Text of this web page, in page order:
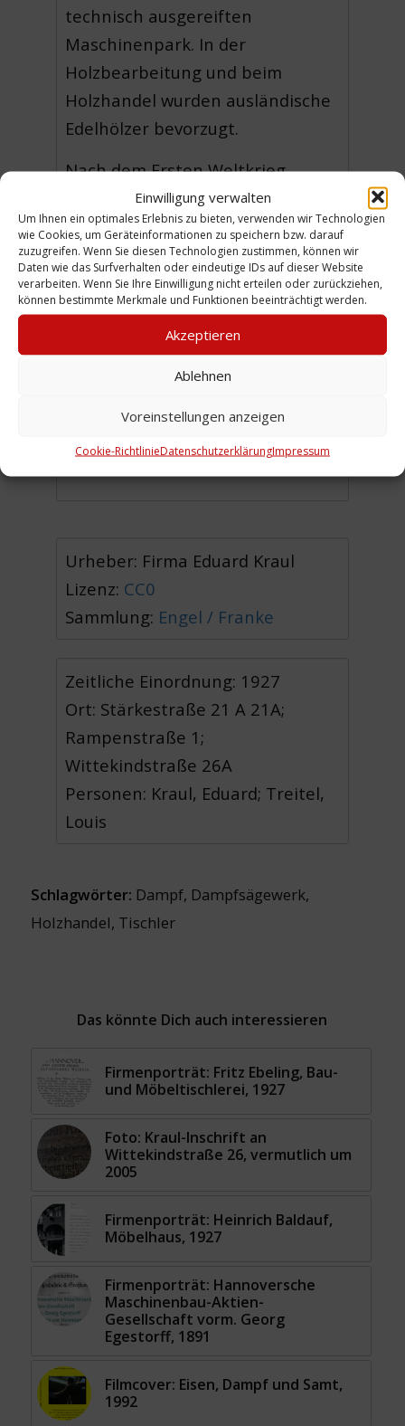
Einwilligung verwalten
Um Ihnen ein optimales Erlebnis zu bieten, verwenden wir Technologien
wie Cookies, um Geräteinformationen zu speichern bzw. darauf
zuzugreifen. Wenn Sie diesen Technologien zustimmen, können wir
Daten wie das Surfverhalten oder eindeutige IDs auf dieser Website
verarbeiten. Wenn Sie Ihre Einwilligung nicht erteilen oder zurückziehen,
können bestimmte Merkmale und Funktionen beeinträchtigt werden.
Akzeptieren
Ablehnen
Voreinstellungen anzeigen
Cookie-RichtlinieDatenschutzerklärungImpressum
technisch ausgereiften
Maschinenpark. In der
Holzbearbeitung und beim
Holzhandel wurden ausländische
Edelhölzer bevorzugt.
Nach dem Ersten Weltkrieg
fusionierte Kraul mit der
HolzhandelsfirmaLouis Treitel.
(WE)
_________
(Hauptschriftleitung),Das Buch
der alten Firmen der Stadt
Hannover
, Jubiläums-Verlag
228
Urheber: Firma Eduard Kraul
Lizenz: CC0
Sammlung: Engel / Franke
Zeitliche Einordnung: 1927
Ort: Stärkestraße 21 A 21A;
Rampenstraße 1;
Wittekindstraße 26A
Personen: Kraul, Eduard; Treitel,
Louis
Schlagwörter: Dampf, Dampfsägewerk,
Holzhandel, Tischler
Das könnte Dich auch interessieren
Firmenporträt: Fritz Ebeling, Bau-
und Möbeltischlerei, 1927
Foto: Kraul-Inschrift an
Wittekindstraße 26, vermutlich um
2005
Firmenporträt: Heinrich Baldauf,
Möbelhaus, 1927
Firmenporträt: Hannoversche
Maschinenbau-Aktien-
Gesellschaft vorm. Georg
Egestorff, 1891
Filmcover: Eisen, Dampf und Samt,
1992